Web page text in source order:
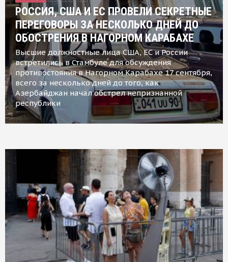
РОССИЯ, США И ЕС ПРОВЕЛИ СЕКРЕТНЫЕ
ПЕРЕГОВОРЫ ЗА НЕСКОЛЬКО ДНЕЙ ДО
ОБОСТРЕНИЯ В НАГОРНОМ КАРАБАХЕ
Высшие должностные лица США, ЕС и России
встретились в Стамбуле для обсуждения
противостояния в Нагорном Карабахе 17 сентября,
всего за несколько дней до того, как
Азербайджан начал обстрел непризнанной
республики